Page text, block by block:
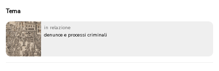
Tema
in relazione
denunce e processi criminali